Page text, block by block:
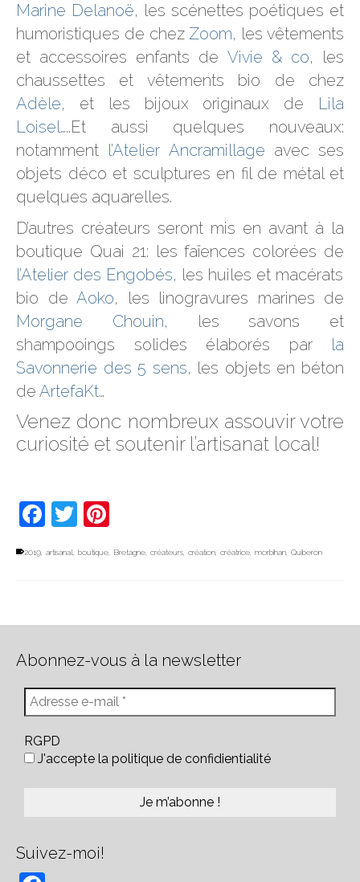
Marine Delanoë, les scénettes poétiques et
humoristiques de chez Zoom, les vêtements
et accessoires enfants de Vivie & co, les
chaussettes et vêtements bio de chez
Adèle, et les bijoux originaux de
Lila
Loisel…..Et aussi quelques nouveaux:
notamment l’Atelier Ancramillage avec ses
objets déco et sculptures en fil de métal et
quelques aquarelles.
D’autres créateurs seront mis en avant à la
boutique Quai 21: les faïences colorées de
l’Atelier des Engobés, les huiles et macérats
bio de Aoko, les linogravures marines de
Morgane Chouin, les savons et
shampooings solides élaborés par la
Savonnerie des 5 sens, les objets en béton
de ArtefaKt…
Venez donc nombreux assouvir votre
curiosité et soutenir l’artisanat local!
Facebook
Twitter
2019, artisanal, boutique, Bretagne, créateurs, création, créatrice, morbihan, Quiberon
Abonnez-vous à la newsletter
RGPD
J'accepte la politique de confidientialité
Suivez-moi!